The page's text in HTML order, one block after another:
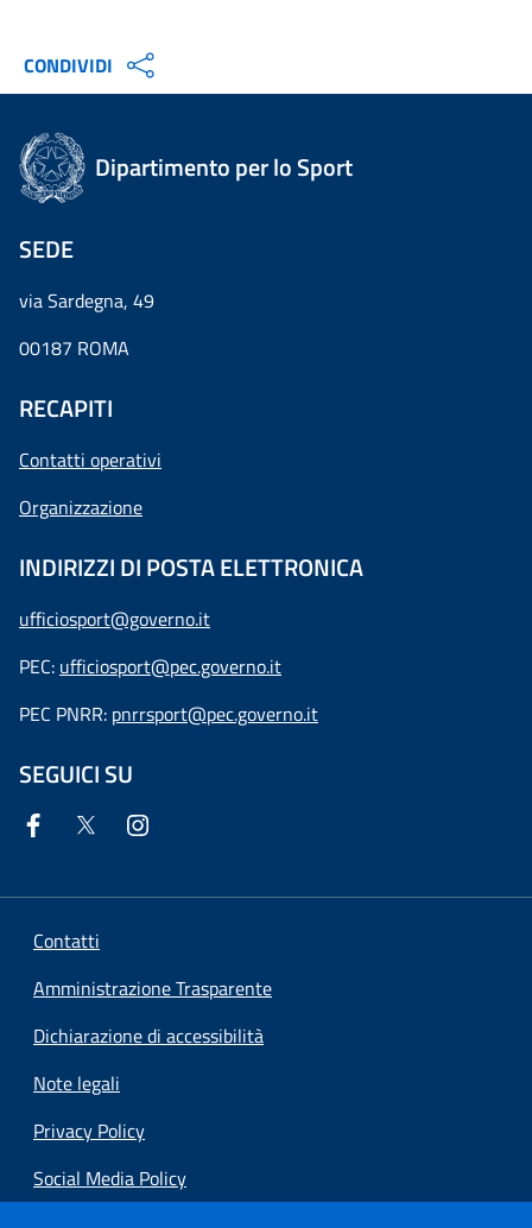
CONDIVIDI
Dipartimento per lo Sport
SEDE
via Sardegna, 49
00187 ROMA
RECAPITI
Contatti operativi
Organizzazione
INDIRIZZI DI POSTA ELETTRONICA
ufficiosport@governo.it
PEC: ufficiosport@pec.governo.it
PEC PNRR: pnrrsport@pec.governo.it
SEGUICI SU
Contatti
Amministrazione Trasparente
Dichiarazione di accessibilità
Note legali
Privacy Policy
Social Media Policy